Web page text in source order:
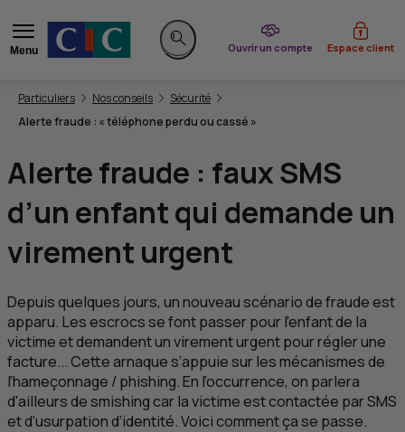
Menu
Rechercher sur le site
Ouvrir un compte
du CIC Espace client
Vous êtes ici:
Particuliers Nos conseils
Sécurité
Alerte fraude : « téléphone perdu ou cassé »
Alerte fraude : fauxSMS
d’un enfant qui demande un
virement urgent
Depuis quelques jours, un nouveau scénario de fraude est
apparu. Les escrocs se font passer pour l’enfant de la
victime et demandent un virement urgent pour régler une
facture... Cette arnaque s’appuie sur les mécanismes de
l’hameçonnage / phishing. En l’occurrence, on parlera
d'ailleurs de smishing car la victime est contactée parSMS
et d’usurpation d’identité. Voici comment ça se passe.